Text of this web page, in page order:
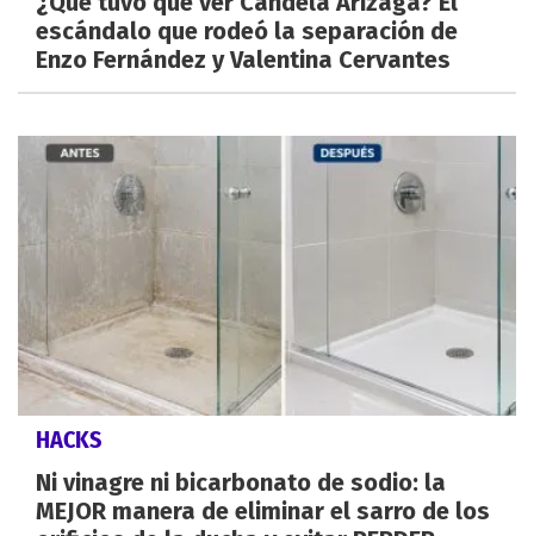
escándalo que rodeó la separación de
Enzo Fernández y Valentina Cervantes
HACKS
Ni vinagre ni bicarbonato de sodio: la
MEJOR manera de eliminar el sarro de los